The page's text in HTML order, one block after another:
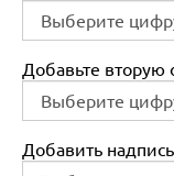
Добавьте
Добавить